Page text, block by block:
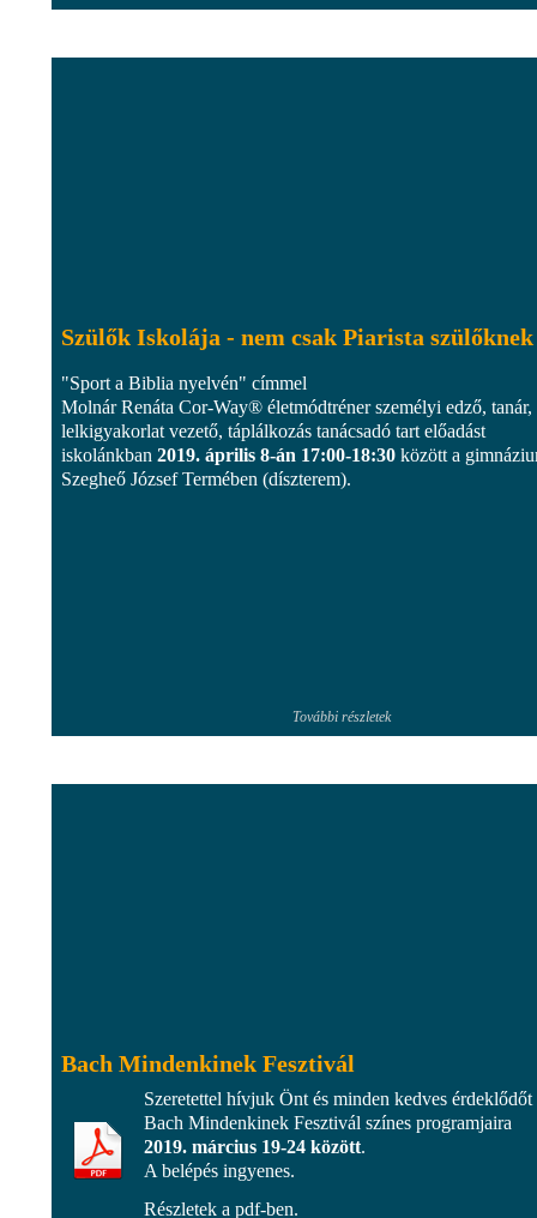
Szülők Iskolája - nem csak Piarista szülőknek
"Sport a Biblia nyelvén" címmel
Molnár Renáta Cor-Way® életmódtréner személyi edző, tanár,
lelkigyakorlat vezető, táplálkozás tanácsadó tart előadást
iskolánkban 2019. április 8-án 17:00-18:30 között a
Szegheő József Termében (díszterem).
További részletek
Bach Mindenkinek Fesztivál
Szeretettel hívjuk Önt és minden kedves érdeklődőt
Bach Mindenkinek Fesztivál színes programjaira
2019. március 19-24 között.
A belépés ingyenes.
Részletek a pdf-ben.